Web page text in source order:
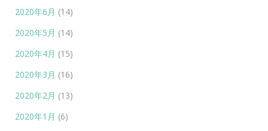
2020年6月 (14)
2020年5月 (14)
2020年4月 (15)
2020年3月 (16)
2020年2月 (13)
2020年1月 (6)